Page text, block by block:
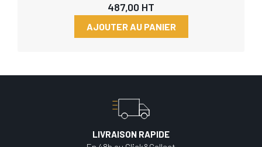
487,00 HT
AJOUTER AU PANIER
LIVRAISON RAPIDE